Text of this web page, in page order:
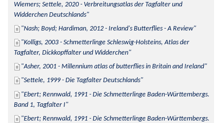
Wiemers; Settele, 2020 - Verbreitungsatlas der Tagfalter und
Widderchen Deutschlands
Nash; Boyd; Hardiman, 2012 - Ireland's Butterflies - A Review
Kolligs, 2003 - Schmetterlinge Schleswig-Holsteins, Atlas der
Tagfalter, Dickkopffalter und Widderchen
Asher, 2001 - Millennium atlas of butterflies in Britain and Ireland
Settele, 1999 - Die Tagfalter Deutschlands
Ebert; Rennwald, 1991 - Die Schmetterlinge Baden-Württembergs.
Band 1, Tagfalter I
Ebert; Rennwald, 1991 - Die Schmetterlinge Baden-Württembergs.